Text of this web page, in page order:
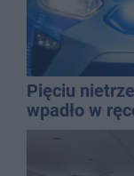
Pięciu
wpadło w
promila